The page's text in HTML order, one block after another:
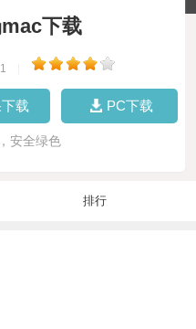
下载
载 PC下载
安全绿色
排行